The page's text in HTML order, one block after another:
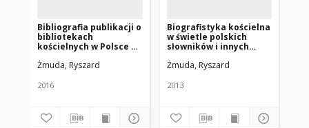
Bibliografia publikacji o
bibliotekach
kościelnych w Polsce za
Żmuda, Ryszard
2016
Biografistyka kościelna
w świetle polskich
słowników i innych
Żmuda, Ryszard
2013